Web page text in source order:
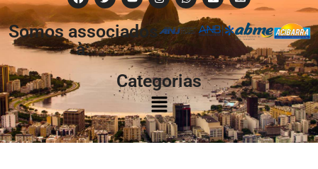
Somos associados
à:
Categorias